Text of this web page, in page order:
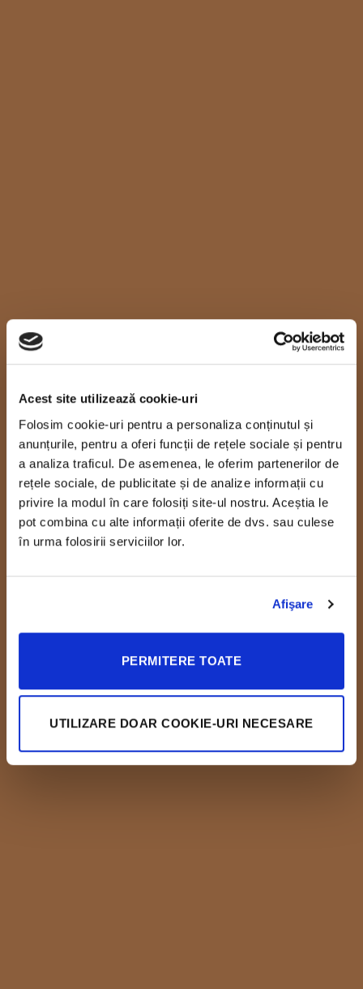
Acest site utilizează cookie-uri
Folosim cookie-uri pentru a personaliza conținutul și
anunțurile, pentru a oferi funcții de rețele sociale și pentru
a analiza traficul. De asemenea, le oferim partenerilor de
rețele sociale, de publicitate și de analize informații cu
privire la modul în care folosiți site-ul nostru. Aceștia le
pot combina cu alte informații oferite de dvs. sau culese
în urma folosirii serviciilor lor.
Afişare
PERMITERE TOATE
UTILIZARE DOAR COOKIE-URI NECESARE
Restaurant Casa
Ghincea
Restaurant cu istorie și plin de
Restaurant Casa
Ghincea
Locul ideal pentru orice eveniment